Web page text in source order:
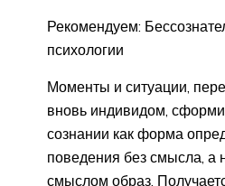
Рекомендуем:
психологии
Моменты и ситуации,
вновь индивидом,
сознании как форма
поведения без смысла, а
смыслом образ.